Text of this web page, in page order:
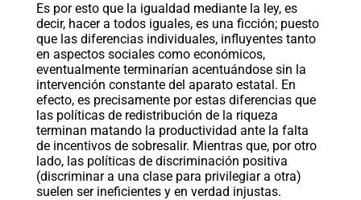
Es por esto que la igualdad mediante la ley, es
decir, hacer a todos iguales, es una ficción; puesto
que las diferencias individuales, influyentes tanto
en aspectos sociales como económicos,
eventualmente terminarían acentuándose sin la
intervención constante del aparato estatal. En
efecto, es precisamente por estas diferencias que
las políticas de redistribución de la riqueza
terminan matando la productividad ante la falta
de incentivos de sobresalir. Mientras que, por otro
lado, las políticas de discriminación positiva
(discriminar a una clase para privilegiar a otra)
suelen ser ineficientes y en verdad injustas.